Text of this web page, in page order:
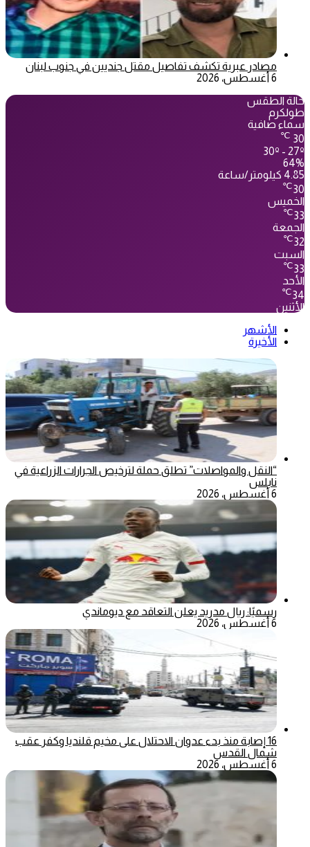
مصادر عبرية تكشف تفاصيل مقتل جنديين في جنوب لبنان
6 أغسطس، 2026
حالة الطقس
طولكرم
سماء صافية
30
℃
30º - 27º
64%
4.85 كيلومتر/ساعة
30
℃
الخميس
33
℃
الجمعة
32
℃
السبت
33
℃
الأحد
34
℃
الأثنين
الأشهر
الأخيرة
“النقل والمواصلات” تطلق حملة لترخيص الجرارات الزراعية في
نابلس
6 أغسطس، 2026
رسميًا: ريال مدريد يعلن التعاقد مع ديوماندي
6 أغسطس، 2026
16 إصابة منذ بدء عدوان الاحتلال على مخيم قلنديا وكفر عقب
شمال القدس
6 أغسطس، 2026